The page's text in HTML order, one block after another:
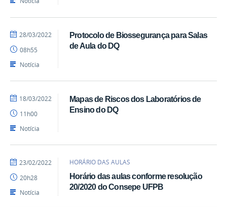
Protocolo de Biossegurança para Salas
de Aula do DQ
por
-
DQ
publicado
28/03/2022
08h55
Notícia
Mapas de Riscos dos Laboratórios de
Ensino do DQ
por
-
DQ
publicado
18/03/2022
11h00
Notícia
HORÁRIO DAS AULAS
Horário das aulas conforme resolução
20/2020 do Consepe UFPB
por
-
DQ
publicado
23/02/2022
20h28
Notícia